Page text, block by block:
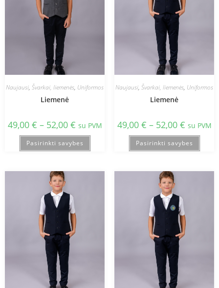
Naujausi, Švarkai, liemenės, Uniformos
Liemenė
49,00 € – 52,00 € su PVM
Pasirinkti savybes
Naujausi, Švarkai, liemenės, Uniformos
Liemenė
49,00 € – 52,00 € su PVM
Pasirinkti savybes